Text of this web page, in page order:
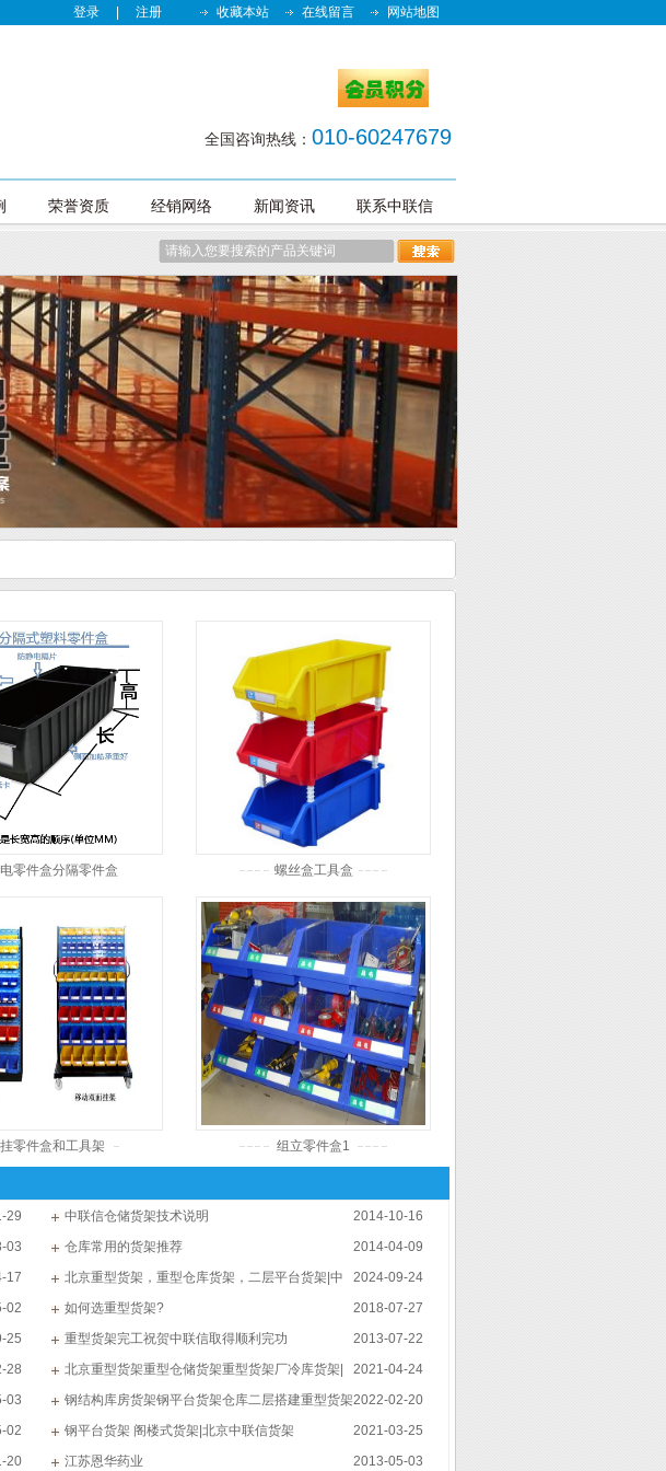
登录 注册 收藏本站 在线留言 网站地图
全国咨询热线： 010-60247679
荣誉资质 经销网络 新闻资讯 联系中联信
零件盒分隔零件盒 螺丝盒工具盒
零件盒和工具架 组立零件盒1
29 2014-10-16
中联信仓储货架技术说明
03
2014-04-09
仓库常用的货架推荐
17
2024-09-24
北京重型货架，重型仓库货架，二层平台货架|中
联信货架
02 2018-07-27
如何选重型货架?
25
2013-07-22
重型货架完工祝贺中联信取得顺利完功
28
2021-04-24
北京重型货架重型仓储货架重型货架厂冷库货架|
中联信货架
03 2022-02-20
钢结构库房货架钢平台货架仓库二层搭建重型货架
阁楼平台货架
02 2021-03-25
钢平台货架 阁楼式货架|北京中联信货架
20
2013-05-03
江苏恩华药业